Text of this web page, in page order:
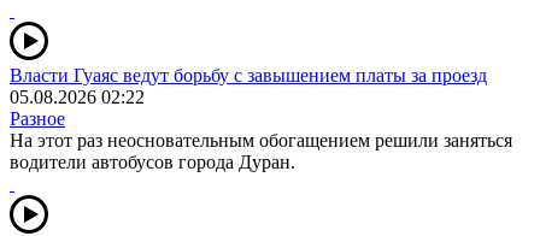
Власти Гуаяс ведут борьбу с завышением платы за проезд
05.08.2026 02:22
Разное
На этот раз неосновательным обогащением решили заняться
водители автобусов города Дуран.